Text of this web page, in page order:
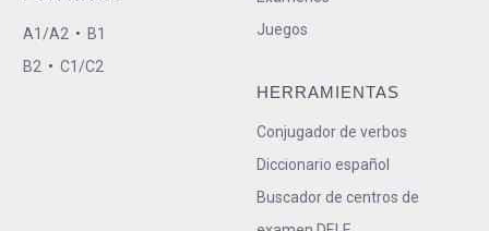
A1/A2 • B1
B2 • C1/C2
Juegos
HERRAMIENTAS
Conjugador de verbos
Diccionario español
Buscador de centros de